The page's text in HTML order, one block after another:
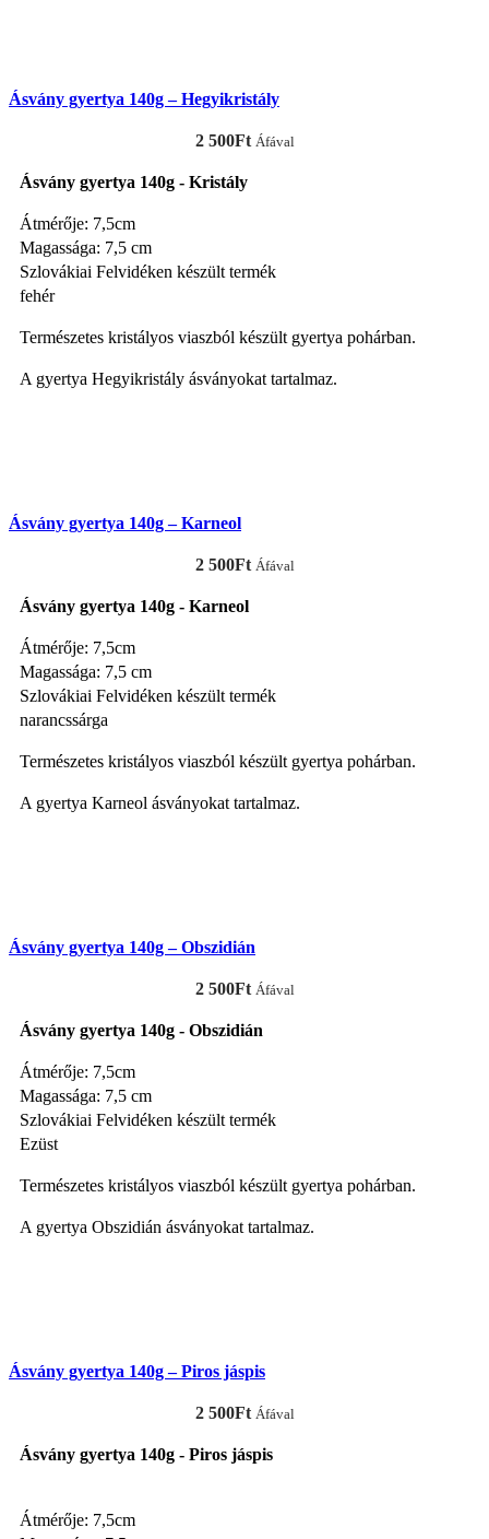
Ásvány gyertya 140g – Hegyikristály
2 500Ft Áfával
Ásvány gyertya 140g - Kristály
Átmérője: 7,5cm
Magassága: 7,5 cm
Szlovákiai Felvidéken készült termék
fehér
Természetes kristályos viaszból készült gyertya pohárban.
A gyertya Hegyikristály ásványokat tartalmaz.
Ásvány gyertya 140g – Karneol
2 500Ft Áfával
Ásvány gyertya 140g - Karneol
Átmérője: 7,5cm
Magassága: 7,5 cm
Szlovákiai Felvidéken készült termék
narancssárga
Természetes kristályos viaszból készült gyertya pohárban.
A gyertya Karneol ásványokat tartalmaz.
Ásvány gyertya 140g – Obszidián
2 500Ft Áfával
Ásvány gyertya 140g - Obszidián
Átmérője: 7,5cm
Magassága: 7,5 cm
Szlovákiai Felvidéken készült termék
Ezüst
Természetes kristályos viaszból készült gyertya pohárban.
A gyertya Obszidián ásványokat tartalmaz.
Ásvány gyertya 140g – Piros jáspis
2 500Ft Áfával
Ásvány gyertya 140g - Piros jáspis
Átmérője: 7,5cm